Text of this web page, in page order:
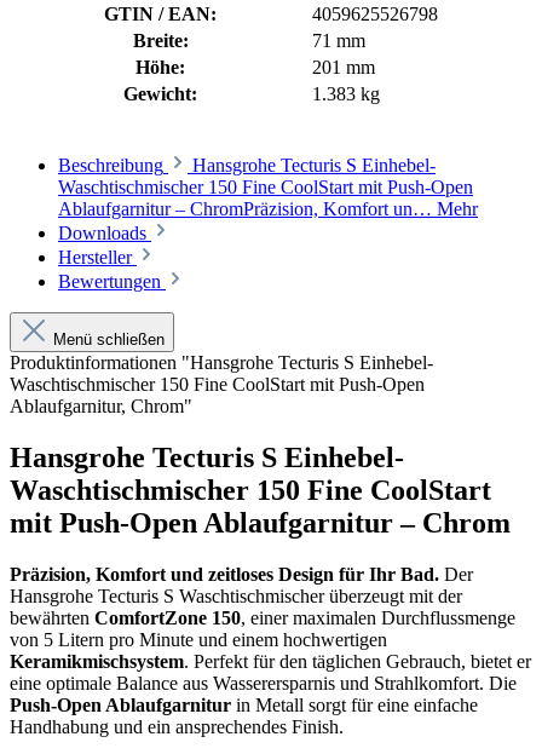
GTIN / EAN:
4059625526798
Breite:
71 mm
Höhe:
201 mm
Gewicht:
1.383 kg
Beschreibung
Hansgrohe Tecturis S Einhebel-
Waschtischmischer 150 Fine CoolStart mit Push-Open
Ablaufgarnitur – ChromPräzision, Komfort un… Mehr
Downloads
Hersteller
Bewertungen
Menü schließen
Produktinformationen "Hansgrohe Tecturis S Einhebel-
Waschtischmischer 150 Fine CoolStart mit Push-Open
Ablaufgarnitur, Chrom"
Hansgrohe Tecturis S Einhebel-
Waschtischmischer 150 Fine CoolStart
mit Push-Open Ablaufgarnitur – Chrom
Präzision, Komfort und zeitloses Design für Ihr Bad. Der
Hansgrohe Tecturis S Waschtischmischer überzeugt mit der
bewährten ComfortZone 150, einer maximalen Durchflussmenge
von 5 Litern pro Minute und einem hochwertigen
Keramikmischsystem. Perfekt für den täglichen Gebrauch, bietet er
eine optimale Balance aus Wasserersparnis und Strahlkomfort. Die
Push-Open Ablaufgarnitur in Metall sorgt für eine einfache
Handhabung und ein ansprechendes Finish.